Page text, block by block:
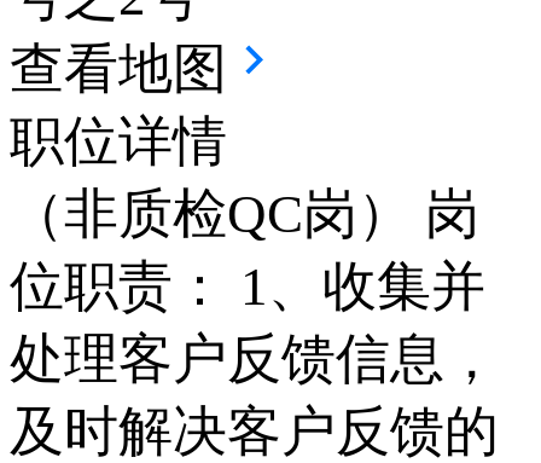
查看地图
职位详情
（非质检QC岗） 岗
位职责： 1、收集并
处理客户反馈信息，
及时解决客户反馈的